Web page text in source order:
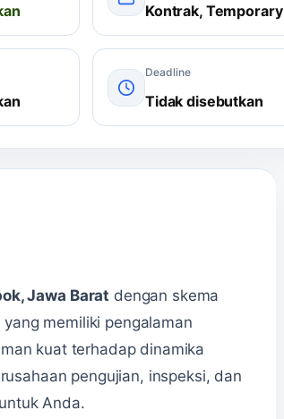
Kontrak, Temporary
Deadline
Tidak disebutkan
Jawa Barat dengan skema
memiliki pengalaman
kuat terhadap dinamika
pengujian, inspeksi, dan
Anda.